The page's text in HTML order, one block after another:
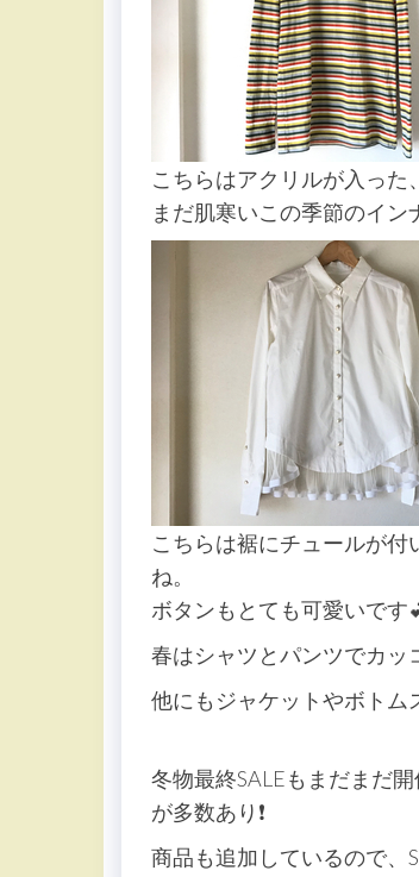
こちらはアクリルが入った
まだ肌寒いこの季節のイン
こちらは裾にチュールが
ね。
ボタンもとても可愛いです
春はシャツとパンツでカッ
他にもジャケットやボトム
冬物最終SALEもまだまだ
が多数あり❗️
商品も追加しているので、